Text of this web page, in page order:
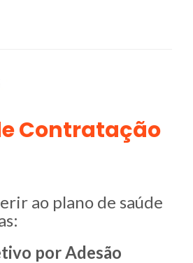
Contratação
ao plano de saúde
por Adesão